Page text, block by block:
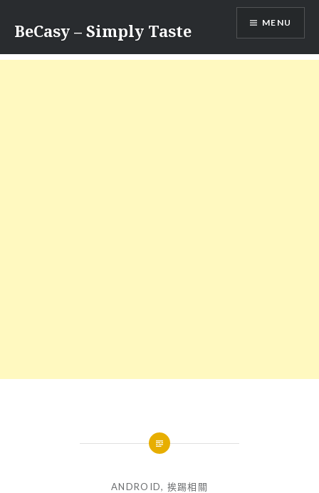
BeCasy – Simply Taste MENU
ANDROID, 挨踢相關